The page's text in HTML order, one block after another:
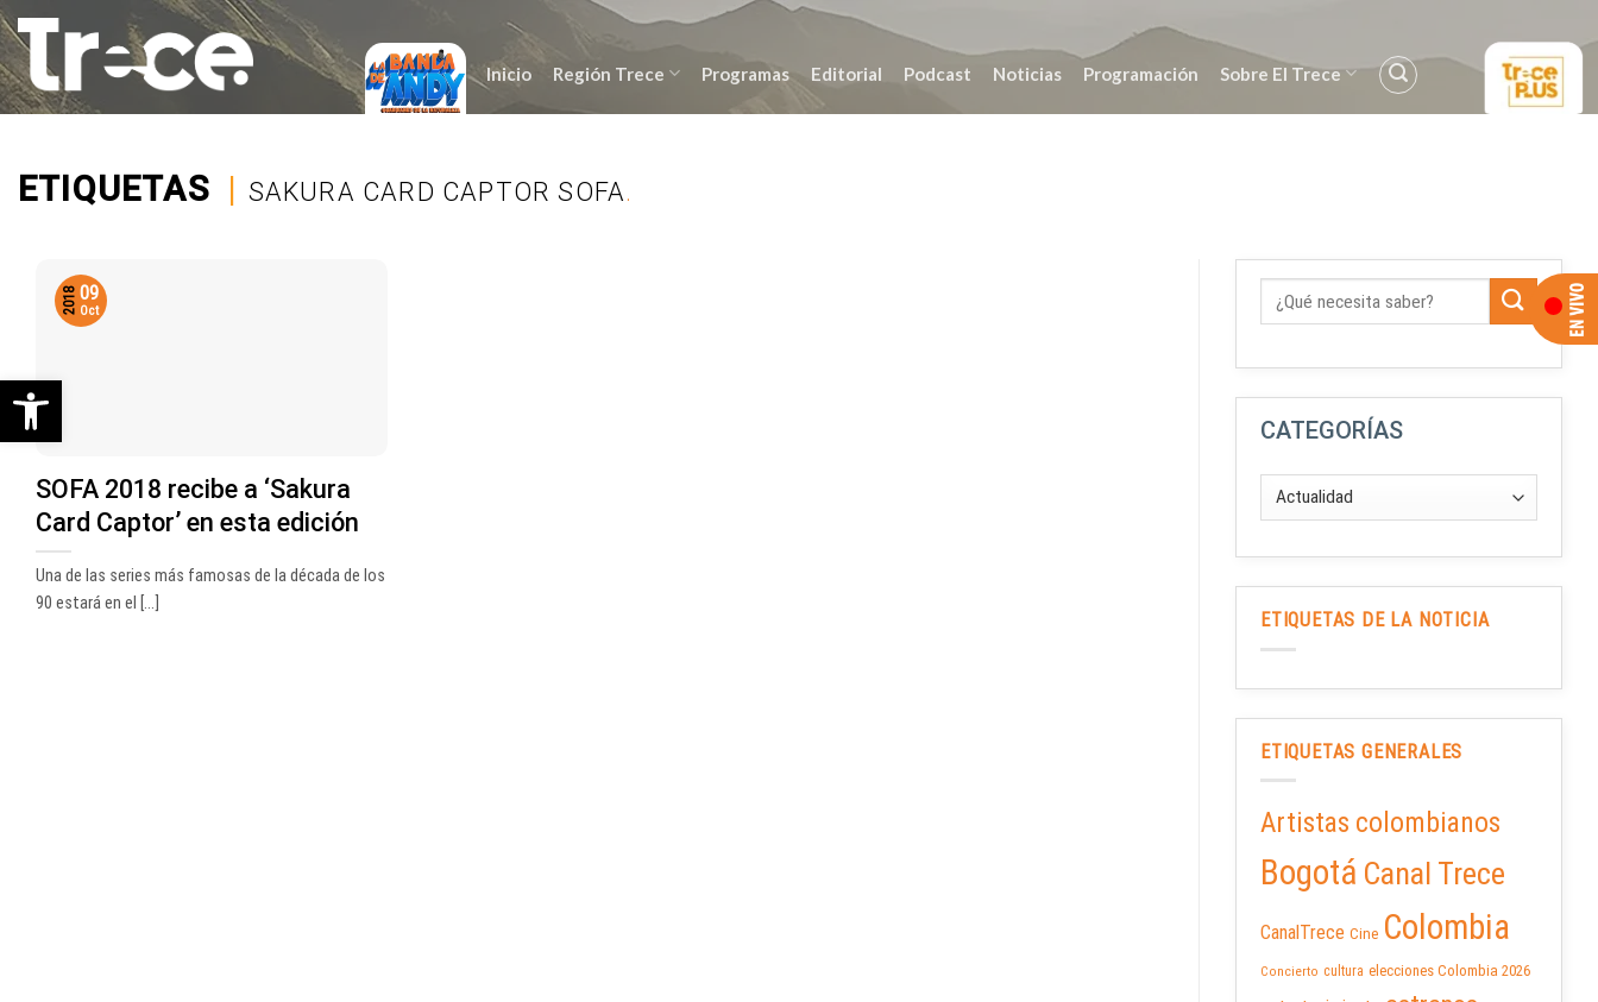
Saltar
al
contenido
Inicio Región Trece Programas Editorial Podcast Noticias Programación Sobre El Trece
ETIQUETAS | SAKURA CARD CAPTOR SOFA.
SOFA 2018 recibe a ‘Sakura
Card Captor’ en esta edición
Una de las series más famosas de la década de los
90 estará en el [...]
09
Oct
2018
CATEGORÍAS
ETIQUETAS DE LA NOTICIA
ETIQUETAS GENERALES
Artistas colombianos
Bogotá Canal Trece
CanalTrece Cine Colombia
Concierto cultura elecciones Colombia 2026
Abrir barra de herramientas